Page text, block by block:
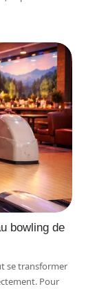
bowling de
se transformer
Pour